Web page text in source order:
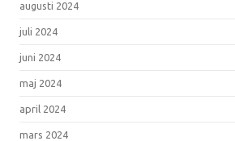
augusti 2024
juli 2024
juni 2024
maj 2024
april 2024
mars 2024